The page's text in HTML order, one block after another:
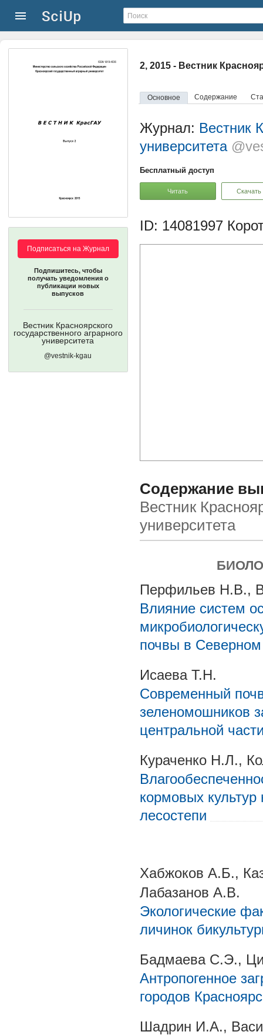
2, 2015 - Вестник
Основное Содержание
Подписаться на Журнал
Подпишитесь, чтобы
получать уведомления о
публикации новых
выпусков
Вестник Красноярского
государственного аграрного
университета
@vestnik-kgau
Журнал: Вестник
университета
Бесплатный доступ
Читать Скачать
ID: 14081997
Содержание
Вестник
университета
Перфильев Н.В.,
Влияние систем
почвы в
Исаева Т.Н.
Современный
зеленомошников
центральной
Кураченко Н.Л.,
кормовых
лесостепи
Хабжоков А.Б.,
Лабазанов А.В.
Экологические
личинок
Бадмаева С.Э.,
Антропогенное
городов
Шадрин И.А.,